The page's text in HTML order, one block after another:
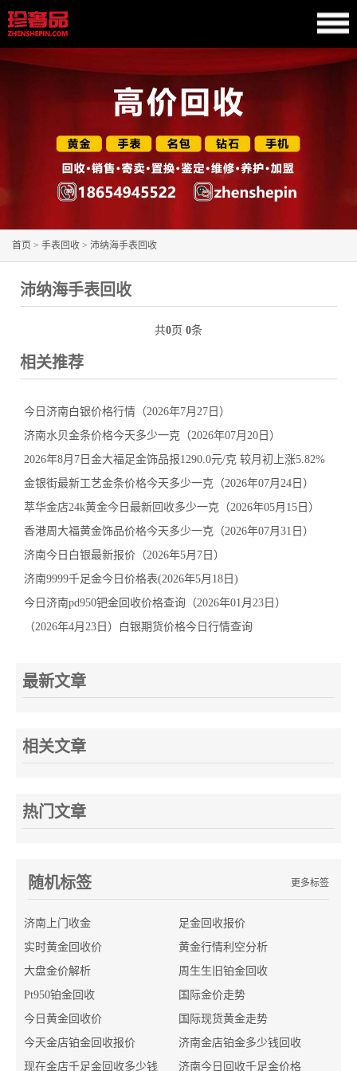
首页 > 手表回收 > 沛纳海手表回收
沛纳海手表回收
共0页 0条
相关推荐
今日济南白银价格行情（2026年7月27日）
济南水贝金条价格今天多少一克（2026年07月20日）
2026年8月7日金大福足金饰品报1290.0元/克 较月初上涨5.82%
金银街最新工艺金条价格今天多少一克（2026年07月24日）
萃华金店24k黄金今日最新回收多少一克（2026年05月15日）
香港周大福黄金饰品价格今天多少一克（2026年07月31日）
济南今日白银最新报价（2026年5月7日）
济南9999千足金今日价格表(2026年5月18日)
今日济南pd950钯金回收价格查询（2026年01月23日）
（2026年4月23日）白银期货价格今日行情查询
最新文章
相关文章
热门文章
随机标签 更多标签
济南上门收金
足金回收报价
实时黄金回收价
黄金行情利空分析
大盘金价解析
周生生旧铂金回收
Pt950铂金回收
国际金价走势
今日黄金回收价
国际现货黄金走势
今天金店铂金回收报价
济南金店铂金多少钱回收
现在金店千足金回收多少钱
济南今日回收千足金价格